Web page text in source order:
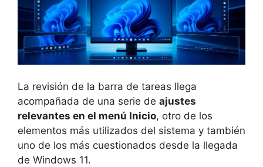
La revisión de la barra de tareas llega
acompañada de una serie de ajustes
relevantes en el menú Inicio, otro de los
elementos más utilizados del sistema y también
uno de los más cuestionados desde la llegada
de Windows 11.